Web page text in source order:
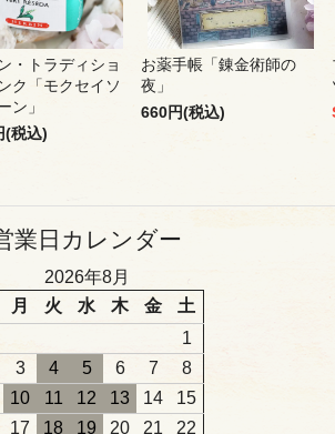
・トラディショ
ク「モクセイソ
ン」
(税込)
お薬手帳「錬金術師の
夜」
660円(税込)
業日カレンダー
2026年8月
月 火 水 木 金
土
1
3 4 5 6 7
8
10 11 12 13 14
15
17 18 19 20 21
22